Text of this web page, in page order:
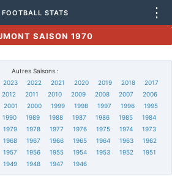
FOOTBALL STATS ⋮
SAISON 1970
Autres Saisons :
2023 2022 2021 2020 2019 2018
2017
2012 2011 2010 2009 2008 2007
2006
2001 2000 1999 1998 1997 1996
1995
1990 1989 1988 1987 1986 1985
1984
1979 1978 1977 1976 1975 1974
1973
1968 1967 1966 1965 1964 1963
1962
1957 1956 1955 1954 1953 1952
1951
1949 1948 1947 1946